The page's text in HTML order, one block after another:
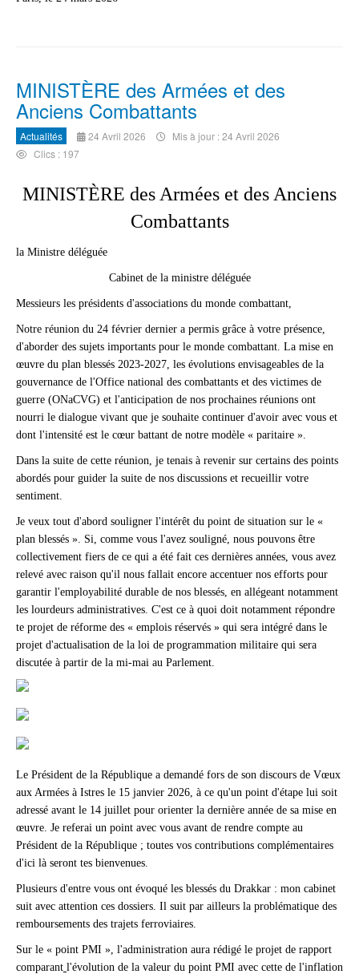
MINISTÈRE des Armées et des
Anciens Combattants
Actualités 24 Avril 2026
Mis à jour : 24 Avril 2026
Clics : 197
MINISTÈRE des Armées et des Anciens
Combattants
la Ministre déléguée
Cabinet de la ministre déléguée
Messieurs les présidents d'associations du monde combattant,
Notre réunion du 24 février dernier a permis grâce à votre présence,
d'aborder des sujets importants pour le monde combattant. La mise en
œuvre du plan blessés 2023-2027, les évolutions envisageables de la
gouvernance de l'Office national des combattants et des victimes de
guerre (ONaCVG) et l'anticipation de nos prochaines réunions ont
nourri le dialogue vivant que je souhaite continuer d'avoir avec vous et
dont l'intensité est le cœur battant de notre modèle « paritaire ».
Dans la suite de cette réunion, je tenais à revenir sur certains des points
abordés pour guider la suite de nos discussions et recueillir votre
sentiment.
Je veux tout d'abord souligner l'intérêt du point de situation sur le «
plan blessés ». Si, comme vous l'avez souligné, nous pouvons être
collectivement fiers de ce qui a été fait ces dernières années, vous avez
relevé avec raison qu'il nous fallait encore accentuer nos efforts pour
garantir l'employabilité durable de nos blessés, en allégeant notamment
les lourdeurs administratives. C'est ce à quoi doit notamment répondre
te projet de réforme des « emplois réservés » qui sera intégré dans le
projet d'actualisation de la loi de programmation militaire qui sera
discutée à partir de la mi-mai au Parlement.
Le Président de la République a demandé fors de son discours de Vœux
aux Armées à Istres le 15 janvier 2026, à ce qu'un point d'étape lui soit
adressé avant le 14 juillet pour orienter la dernière année de sa mise en
œuvre. Je referai un point avec vous avant de rendre compte au
Président de la République ; toutes vos contributions complémentaires
d'ici là seront tes bienvenues.
Plusieurs d'entre vous ont évoqué les blessés du Drakkar : mon cabinet
suit avec attention ces dossiers. Il suit par ailleurs la problématique des
remboursements des trajets ferroviaires.
Sur le « point PMI », l'administration aura rédigé le projet de rapport
comparant l'évolution de la valeur du point PMI avec cette de l'inflation